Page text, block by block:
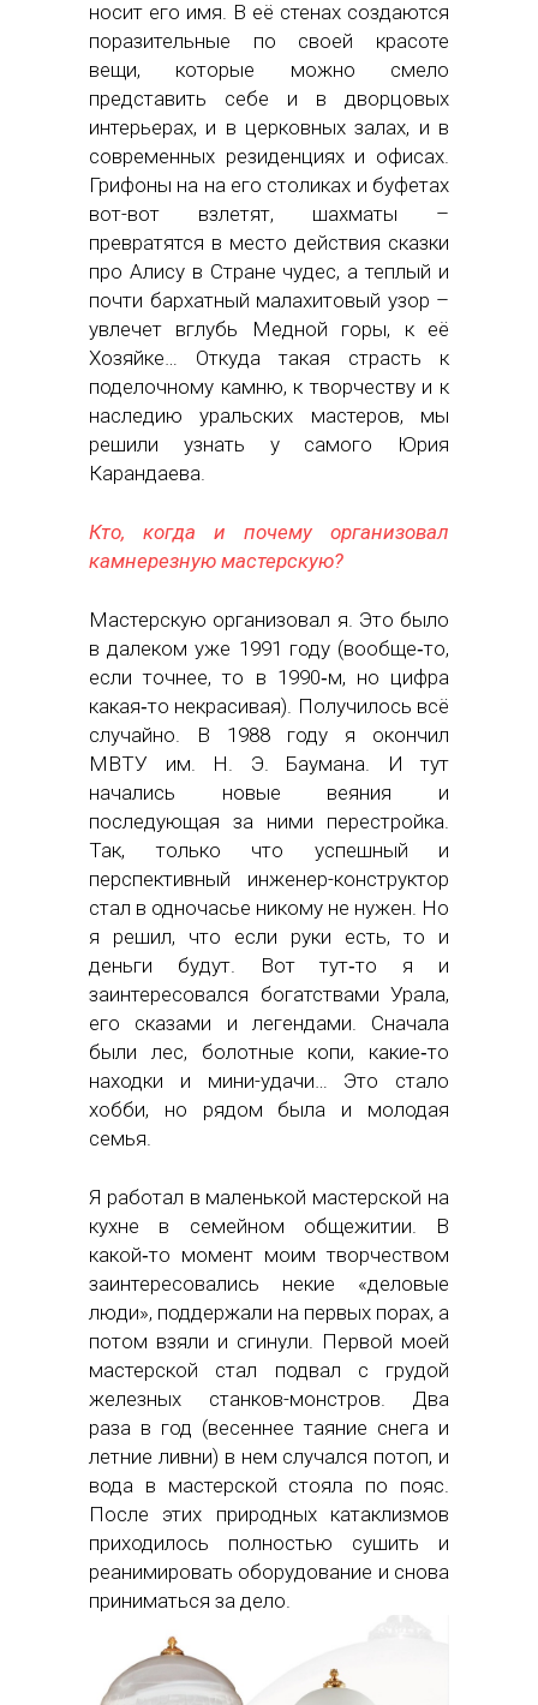
носит его имя. В её стенах создаются
поразительные по своей красоте
вещи, которые можно смело
представить себе и в дворцовых
интерьерах, и в церковных залах, и в
современных резиденциях и офисах.
Грифоны на на его столиках и буфетах
вот-вот взлетят, шахматы –
превратятся в место действия сказки
про Алису в Стране чудес, а теплый и
почти бархатный малахитовый узор –
увлечет вглубь Медной горы, к её
Хозяйке… Откуда такая страсть к
поделочному камню, к творчеству и к
наследию уральских мастеров, мы
решили узнать у самого Юрия
Карандаева.
Кто, когда и почему организовал
камнерезную мастерскую?
Мастерскую организовал я. Это было
в далеком уже 1991 году (вообще‑то,
если точнее, то в 1990‑м, но цифра
какая‑то некрасивая). Получилось всё
случайно. В 1988 году я окончил
МВТУ им. Н. Э. Баумана. И тут
начались новые веяния и
последующая за ними перестройка.
Так, только что успешный и
перспективный инженер-конструктор
стал в одночасье никому не нужен. Но
я решил, что если руки есть, то и
деньги будут. Вот тут‑то я и
заинтересовался богатствами Урала,
его сказами и легендами. Сначала
были лес, болотные копи, какие‑то
находки и мини-удачи… Это стало
хобби, но рядом была и молодая
семья.
Я работал в маленькой мастерской на
кухне в семейном общежитии. В
какой‑то момент моим творчеством
заинтересовались некие «деловые
люди», поддержали на первых порах, а
потом взяли и сгинули. Первой моей
мастерской стал подвал с грудой
железных станков-монстров. Два
раза в год (весеннее таяние снега и
летние ливни) в нем случался потоп, и
вода в мастерской стояла по пояс.
После этих природных катаклизмов
приходилось полностью сушить и
реанимировать оборудование и снова
приниматься за дело.